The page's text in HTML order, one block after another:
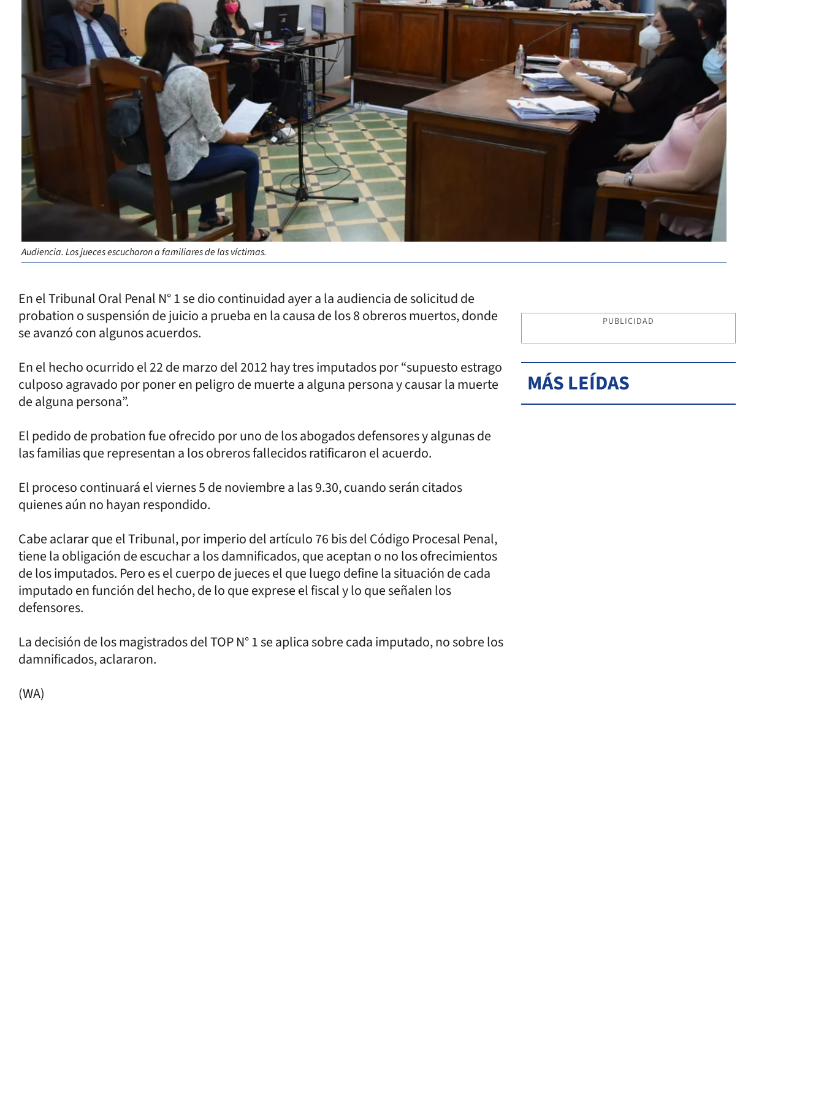
Audiencia. Los jueces escucharon a familiares de las víctimas.
En el Tribunal Oral Penal N° 1 se dio continuidad ayer a la audiencia de solicitud de
probation o suspensión de juicio a prueba en la causa de los 8 obreros muertos, donde
se avanzó con algunos acuerdos.
En el hecho ocurrido el 22 de marzo del 2012 hay tres imputados por “supuesto estrago
culposo agravado por poner en peligro de muerte a alguna persona y causar la muerte
de alguna persona”.
El pedido de probation fue ofrecido por uno de los abogados defensores y algunas de
las familias que representan a los obreros fallecidos ratificaron el acuerdo.
El proceso continuará el viernes 5 de noviembre a las 9.30, cuando serán citados
quienes aún no hayan respondido.
Cabe aclarar que el Tribunal, por imperio del artículo 76 bis del Código Procesal Penal,
tiene la obligación de escuchar a los damnificados, que aceptan o no los ofrecimientos
de los imputados. Pero es el cuerpo de jueces el que luego define la situación de cada
imputado en función del hecho, de lo que exprese el fiscal y lo que señalen los
defensores.
La decisión de los magistrados del TOP N° 1 se aplica sobre cada imputado, no sobre los
damnificados, aclararon.
(WA)
PUBLICIDAD
MÁS LEÍDAS